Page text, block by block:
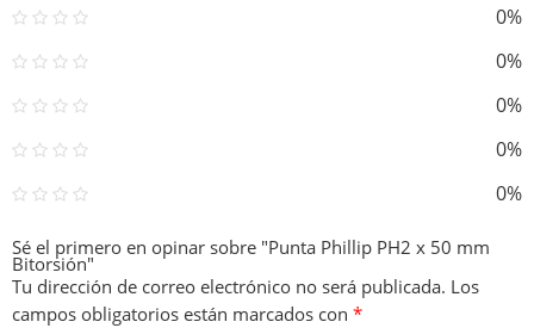
0%
0%
0%
0%
0%
Sé el primero en opinar sobre "Punta Phillip PH2 x 50 mm
Bitorsión"
Tu dirección de correo electrónico no será publicada. Los
campos obligatorios están marcados con *